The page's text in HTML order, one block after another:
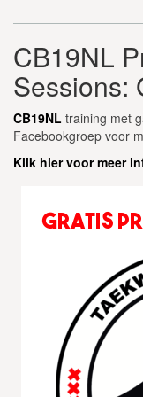
Videospeler